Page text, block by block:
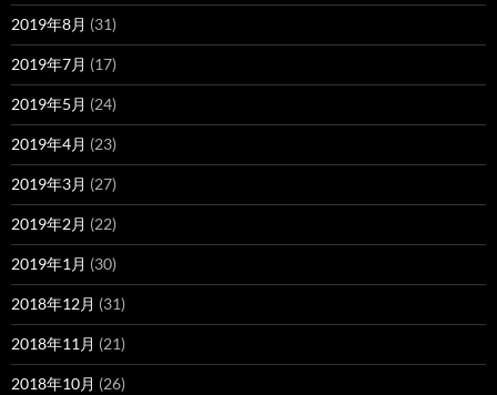
2019年8月 (31)
2019年7月 (17)
2019年5月 (24)
2019年4月 (23)
2019年3月 (27)
2019年2月 (22)
2019年1月 (30)
2018年12月 (31)
2018年11月 (21)
2018年10月 (26)